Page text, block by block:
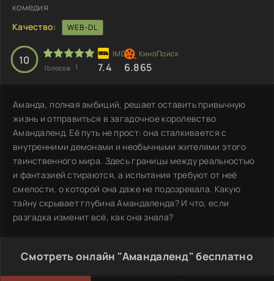
комедия
Качество:
WEB-DL
10
Голосов: 1 7.4 6.865
Аманда, полная амбиций, решает оставить привычную
жизнь и отправиться в загадочное королевство
Амандаленд. Её путь не прост: она сталкивается с
внутренними демонами и необычными жителями этого
таинственного мира. Здесь границы между реальностью
и фантазией стираются, а испытания требуют от неё
смелости, о которой она даже не подозревала. Какую
тайну скрывает глубина Амандаленда? И что, если
разгадка изменит всё, как она знала?
Смотреть онлайн "Амандаленд" бесплатно